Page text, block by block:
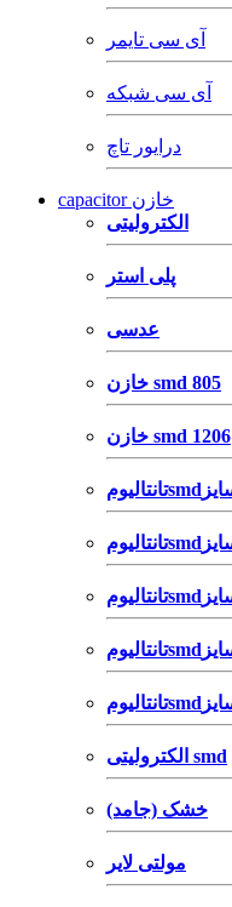
آی سی تایمر
آی سی شبکه
درایور تاچ
capacitor خازن
الکترولیتی
پلی استر
عدسی
خازن smd 805
خازن smd 1206
الکترولیتی smd
خشک (جامد)
مولتی لایر